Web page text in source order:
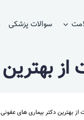
سوالات پزشکی
از
از بهترین دکتر بیماری های